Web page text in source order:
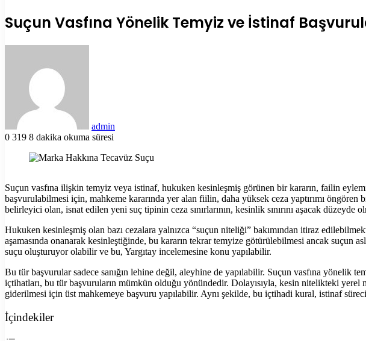
Suçun Vasfına Yönelik Temyiz ve İstinaf
admin
0 319 8 dakika okuma süresi
Suçun vasfına ilişkin temyiz veya istinaf, hukuken kesinleşmiş görünen bir kararın, failin
başvurulabilmesi için, mahkeme kararında yer alan fiilin, daha yüksek ceza yaptırımı
belirleyici olan, isnat edilen yeni suç tipinin ceza sınırlarının, kesinlik sınırını aşacak düzeyde
Hukuken kesinleşmiş olan bazı cezalara yalnızca “suçun niteliği” bakımından itiraz
aşamasında onanarak kesinleştiğinde, bu kararın tekrar temyize götürülebilmesi ancak suçun
suçu oluşturuyor olabilir ve bu, Yargıtay incelemesine konu yapılabilir.
Bu tür başvurular sadece sanığın lehine değil, aleyhine de yapılabilir. Suçun vasfına yönelik
içtihatları, bu tür başvuruların mümkün olduğu yönündedir. Dolayısıyla, kesin nitelikteki
giderilmesi için üst mahkemeye başvuru yapılabilir. Aynı şekilde, bu içtihadi kural, istinaf
İçindekiler